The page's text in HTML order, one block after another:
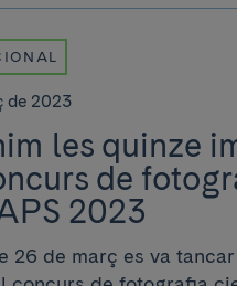
de 2023
les quinze
de
2023
26 de març es va